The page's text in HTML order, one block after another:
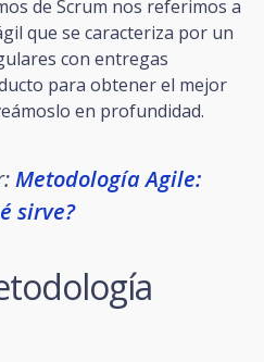
de Scrum nos referimos a
que se caracteriza por un
con entregas
para obtener el mejor
en profundidad.
Metodología Agile:
sirve?